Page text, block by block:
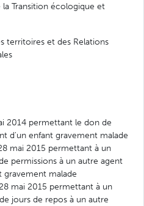
la Transition écologique et
territoires et des Relations
2014 permettant le don de
d'un enfant gravement malade
mai 2015 permettant à un
permissions à un autre agent
gravement malade
mai 2015 permettant à un
jours de repos à un autre